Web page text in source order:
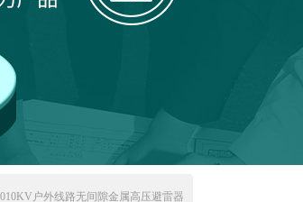
户外线路无间隙金属高压避雷器